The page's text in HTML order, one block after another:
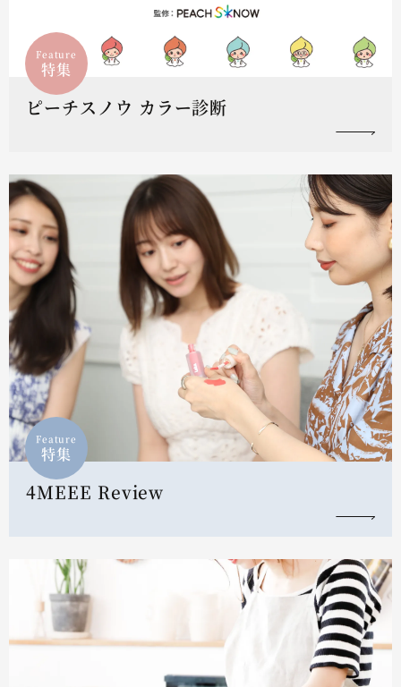
Feature
特集
ピーチスノウ カラー診断
Feature
特集
4MEEE Review